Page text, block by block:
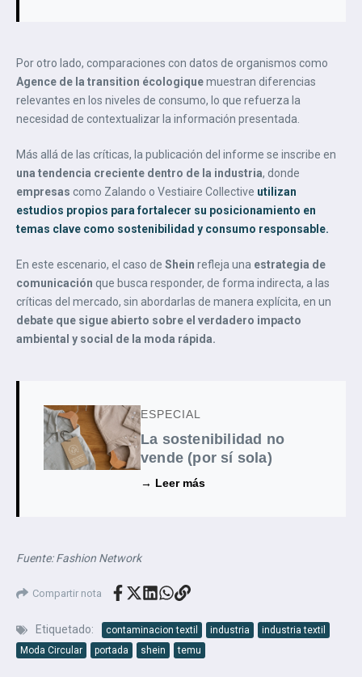
Por otro lado, comparaciones con datos de organismos como
Agence de la transition écologiquemuestran diferencias
relevantes en los niveles de consumo, lo que refuerza la
necesidad de contextualizar la información presentada.
Más allá de las críticas, la publicación del informe se inscribe en
una tendencia creciente dentro de la industria, donde
empresas como Zalando o Vestiaire Collective utilizan
estudios propios para fortalecer su posicionamiento en
temas clave como sostenibilidad y consumo responsable.
En este escenario, el caso de Shein refleja una estrategia de
comunicación que busca responder, de forma indirecta, a las
críticas del mercado, sin abordarlas de manera explícita, en un
debate que sigue abierto sobre el verdadero impacto
ambiental y social de la moda rápida.
ESPECIAL
La sostenibilidad no
vende (por sí sola)
→ Leer más
Fuente: Fashion Network
Compartir nota
Etiquetado: contaminacion textil industria
industria textil
Moda Circular
portada shein temu